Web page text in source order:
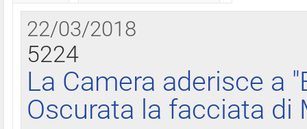
22/03/2018
5224
La Camera aderisce a
Oscurata la facciata di